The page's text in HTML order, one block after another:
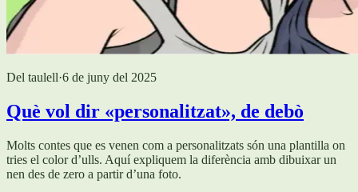
Del taulell·6 de juny del 2025
Què vol dir «personalitzat», de debò
Molts contes que es venen com a personalitzats són una plantilla on
tries el color d’ulls. Aquí expliquem la diferència amb dibuixar un
nen des de zero a partir d’una foto.